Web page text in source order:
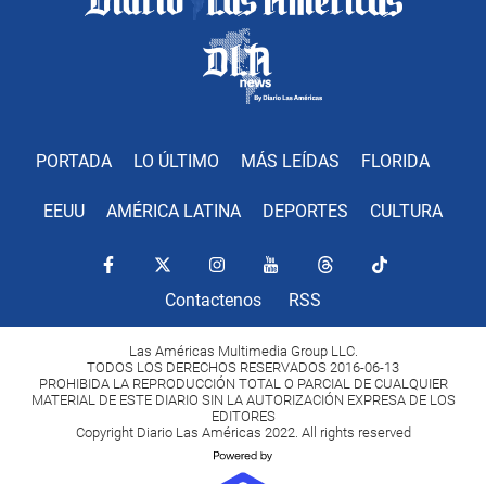
PORTADA LO ÚLTIMO MÁS LEÍDAS FLORIDA
EEUU AMÉRICA LATINA DEPORTES CULTURA
Contactenos RSS
Las Américas Multimedia Group LLC.
TODOS LOS DERECHOS RESERVADOS 2016-06-13
PROHIBIDA LA REPRODUCCIÓN TOTAL O PARCIAL DE CUALQUIER
MATERIAL DE ESTE DIARIO SIN LA AUTORIZACIÓN EXPRESA DE LOS
EDITORES
Copyright Diario Las Américas 2022. All rights reserved